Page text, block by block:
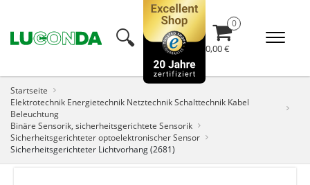
🔍︎ 0,00 €
Startseite
Elektrotechnik Energietechnik Netztechnik Schalttechnik Kabel
Beleuchtung
Binäre Sensorik, sicherheitsgerichtete Sensorik
Sicherheitsgerichteter optoelektronischer Sensor
Sicherheitsgerichteter Lichtvorhang (2681)